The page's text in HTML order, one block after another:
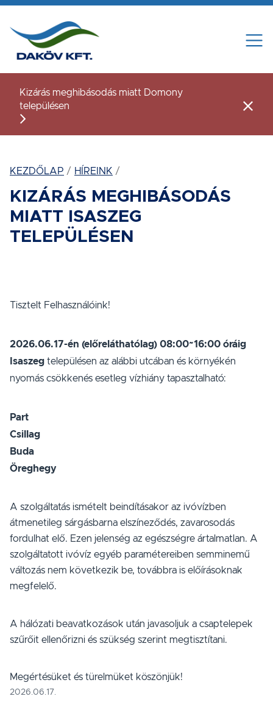
Tovább a tartalomhoz
Kizárás meghibásodás miatt Domony
településen
KEZDŐLAP HÍREINK
KIZÁRÁS MEGHIBÁSODÁS
MIATT ISASZEG
TELEPÜLÉSEN
Tisztelt Felhasználóink!
2026.06.17-én (előreláthatólag) 08:00~16:00 óráig
Isaszeg településen az alábbi utcában és környékén
nyomás csökkenés esetleg vízhiány tapasztalható:
Part
Csillag
Buda
Öreghegy
A szolgáltatás ismételt beindításakor az ivóvízben
átmenetileg sárgásbarna elszíneződés, zavarosodás
fordulhat elő. Ezen jelenség az egészségre ártalmatlan. A
szolgáltatott ivóvíz egyéb paramétereiben semminemű
változás nem következik be, továbbra is előírásoknak
megfelelő.
A hálózati beavatkozások után javasoljuk a csaptelepek
szűrőit ellenőrizni és szükség szerint megtisztítani.
Megértésüket és türelmüket köszönjük!
2026.06.17.